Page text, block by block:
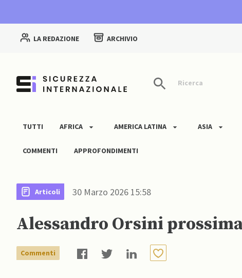
LA REDAZIONE ARCHIVIO
Ricerca
TUTTI AFRICA AMERICA LATINA ASIA
COMMENTI APPROFONDIMENTI
Articoli 30 Marzo 2026 15:58
Alessandro Orsini
Commenti